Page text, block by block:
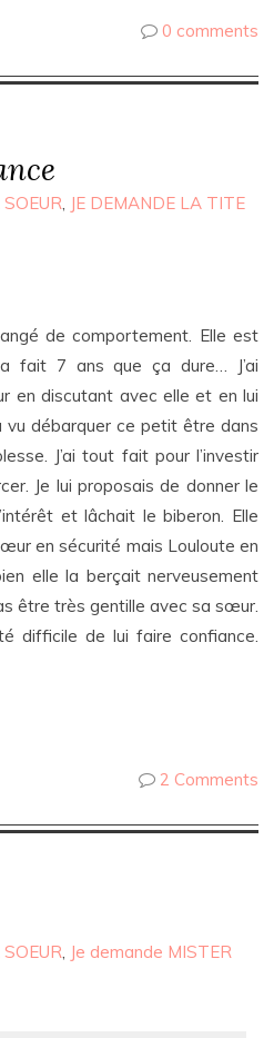
0 comments
, JE DEMANDE LA TITE
de comportement. Elle est
fait 7 ans que ça dure… J’ai
en discutant avec elle et en lui
vu débarquer ce petit être dans
J’ai tout fait pour l’investir
Je lui proposais de donner le
et lâchait le biberon. Elle
en sécurité mais Louloute en
elle la berçait nerveusement
être très gentille avec sa sœur.
difficile de lui faire confiance.
2 Comments
, Je demande MISTER